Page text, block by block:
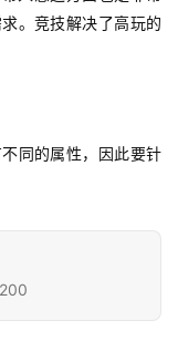
。竞技解决了高玩的
同的属性，因此要针